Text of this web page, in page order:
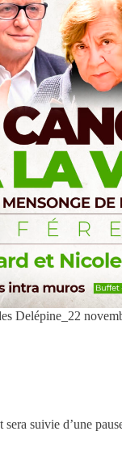
Delépine_22
suivie d’une